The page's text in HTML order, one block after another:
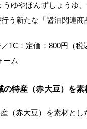
うゆやぽんずしょうゆ
う新たな「醤油関連
1C：定価：800円（税
ーム
の特産（赤大豆）を
（赤大豆）を素材とし